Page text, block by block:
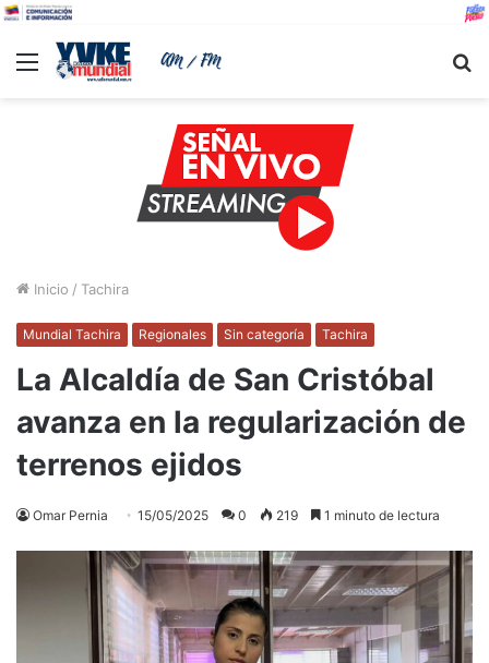
Menu
Inicio / Tachira
Mundial Tachira Regionales Sin categoría Tachira
La Alcaldía de San Cristóbal
avanza en la regularización de
terrenos ejidos
Omar Pernia 15/05/2025 0 219 1 minuto de lectura